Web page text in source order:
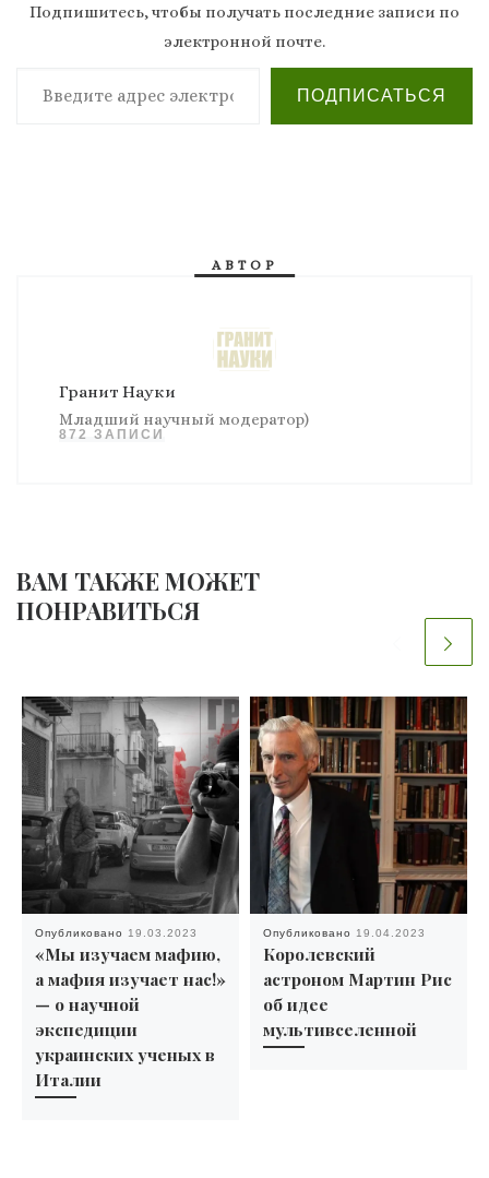
Подпишитесь, чтобы получать последние записи по
электронной почте.
Введите адрес электронной почты…
ПОДПИСАТЬСЯ
АВТОР
Гранит Науки
Младший научный модератор)
872 ЗАПИСИ
ВАМ ТАКЖЕ МОЖЕТ
ПОНРАВИТЬСЯ
Опубликовано 19.03.2023
«Мы изучаем мафию,
а мафия изучает нас!»
— о научной
экспедиции
украинских ученых в
Италии
Опубликовано 19.04.2023
Королевский
астроном Мартин Рис
об идее
мультивселенной